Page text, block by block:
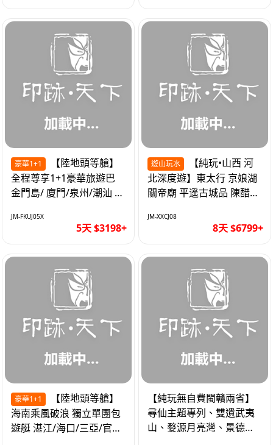
豪華1+1
全程尊享1+1豪華旅遊巴
金門島/ 廈門/泉州/潮汕 無
JM-FKUJ05X
5天 $3198+
遊山玩水
北深度遊】東太行 京娘湖
關帝廟 平遥古城品 陳醋咖
JM-XXCJ08
8天 $6799+
豪華1+1
海南乘風破浪 獨立單團包
遊艇 湛江/海口/三亞/官塘/
【純玩無自費閩贛兩省】
尋仙主題專列、雙遺武夷
山、婺源月亮灣、景德